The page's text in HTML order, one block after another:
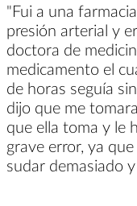
"Fui a una
presión arterial y
doctora de
medicamento el
de horas seguía
dijo que me
que ella toma y le
grave error, ya
sudar demasiado